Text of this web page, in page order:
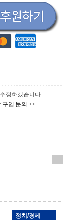
정하겠습니다.
구입 문의 >>
정치/경제